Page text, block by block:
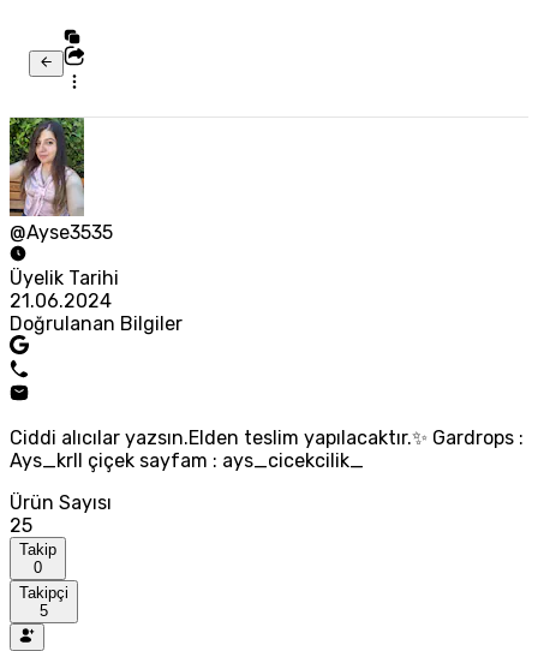
@Ayse3535
Üyelik Tarihi
21.06.2024
Doğrulanan Bilgiler
Ciddi alıcılar yazsın.Elden teslim yapılacaktır.✨ Gardrops :
Ays_krll çiçek sayfam : ays_cicekcilik_
Ürün Sayısı
25
Takip
0
Takipçi
5